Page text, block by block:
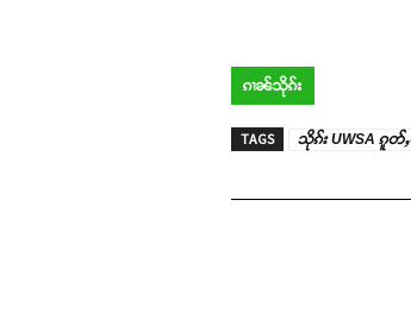
ၵၢၼ်သိုၵ်း
TAGS သိုၵ်း UWSA ၵူတ်